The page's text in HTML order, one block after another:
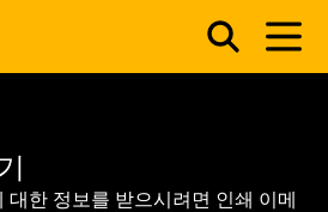
대한 정보를 받으시려면 인쇄 이메